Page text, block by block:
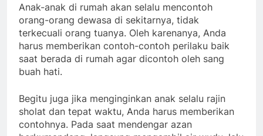
Anak-anak di rumah akan selalu mencontoh
orang-orang dewasa di sekitarnya, tidak
terkecuali orang tuanya. Oleh karenanya, Anda
harus memberikan contoh-contoh perilaku baik
saat berada di rumah agar dicontoh oleh sang
buah hati.
Begitu juga jika menginginkan anak selalu rajin
sholat dan tepat waktu, Anda harus memberikan
contohnya. Pada saat mendengar azan